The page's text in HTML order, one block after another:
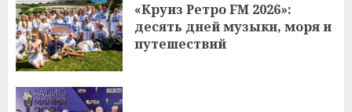
«Круиз Ретро FM 2026»:
десять дней музыки, моря и
путешествий